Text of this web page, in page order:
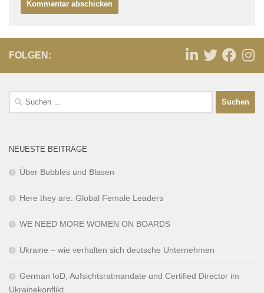
FOLGEN:
NEUESTE BEITRÄGE
Über Bubbles und Blasen
Here they are: Global Female Leaders
WE NEED MORE WOMEN ON BOARDS
Ukraine – wie verhalten sich deutsche Unternehmen
German IoD, Aufsichtsratmandate und Certified Director im
Ukrainekonflikt